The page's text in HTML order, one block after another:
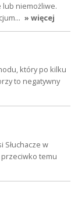
lub niemożliwe.
» więcej
który po kilku
to negatywny
Słuchacze w
temu